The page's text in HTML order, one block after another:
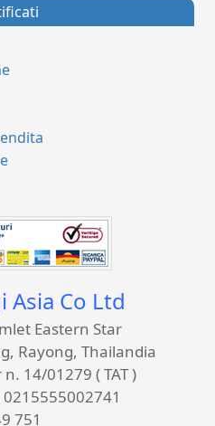
Asia Co Ltd
Eastern Star
Rayong, Thailandia
14/01279 ( TAT )
0215555002741
751